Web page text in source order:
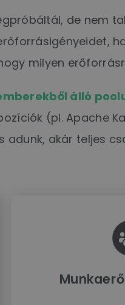
de nem
milyen
álló
(pl. Apache
akár teljes